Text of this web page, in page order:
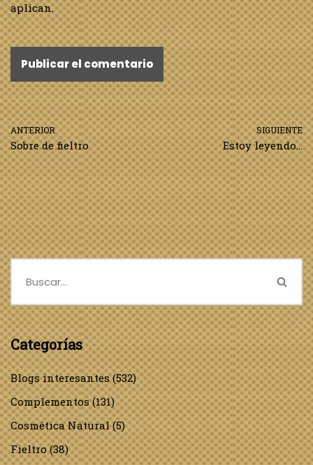
aplican.
ANTERIOR
Sobre de fieltro
SIGUIENTE
Estoy leyendo…
Categorías
Blogs interesantes(532)
Complementos(131)
Cosmética Natural(5)
Fieltro(38)